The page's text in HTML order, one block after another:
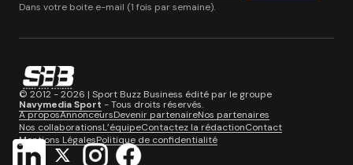
Dans votre boite e-mail (1 fois par semaine).
© 2012 - 2026 | Sport Buzz Business édité par le groupe
Navymedia Sport - Tous droits réservés.
A proposAnnonceursDevenir partenaireNos partenaires
Nos collaborationsL’équipeContactez la rédactionContact
Mentions LégalesPolitique de confidentialité